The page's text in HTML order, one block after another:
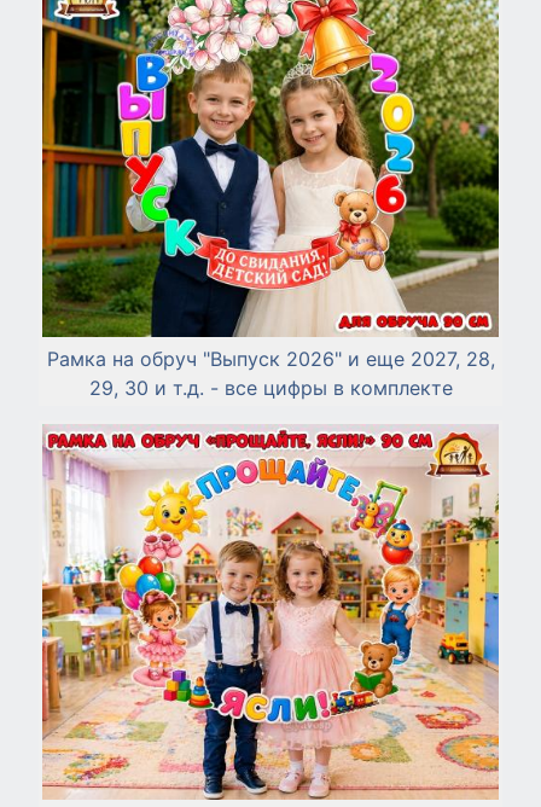
Рамка на обруч "Выпуск 2026" и еще 2027, 28,
29, 30 и т.д. - все цифры в комплекте